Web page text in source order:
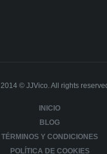
2014 © JJVico. All rights
INICIO
BLOG
TÉRMINOS Y CONDICIONES
POLÍTICA DE COOKIES